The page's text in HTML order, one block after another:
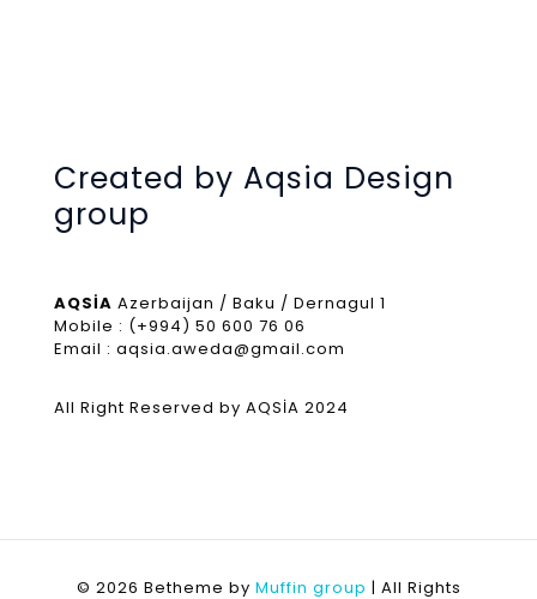
Created by Aqsia Design
group
AQSİA Azerbaijan / Baku / Dernagul 1
Mobile : (+994) 50 600 76 06
Email : aqsia.aweda@gmail.com
All Right Reserved by AQSİA 2024
© 2026 Betheme by Muffin group | All Rights